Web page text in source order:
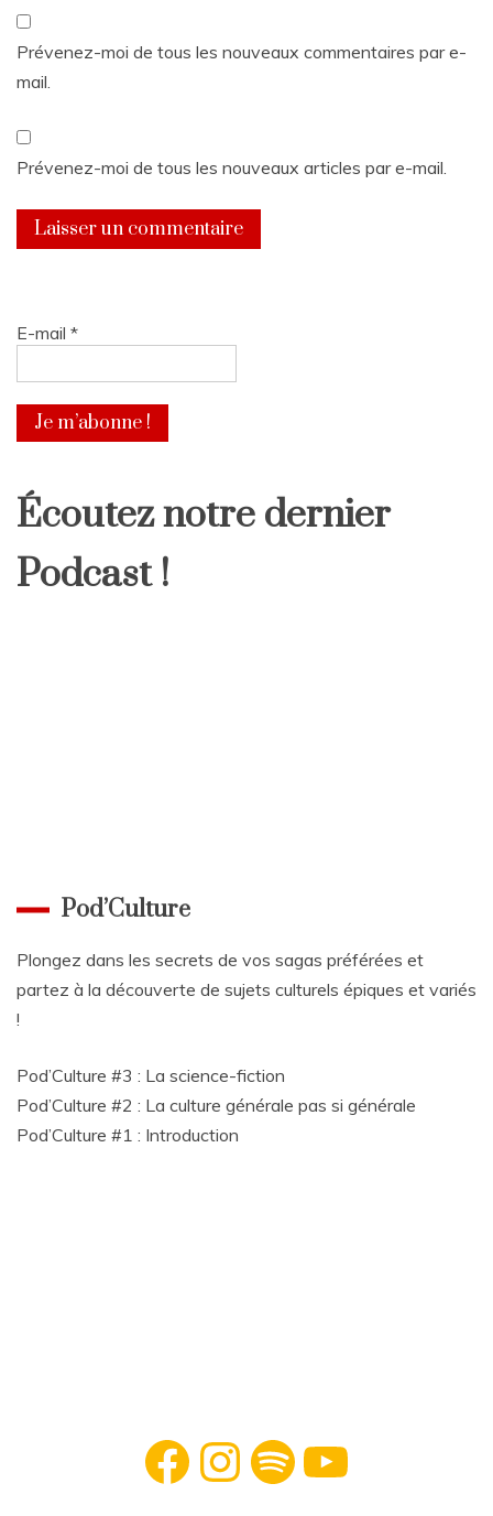
Prévenez-moi de tous les nouveaux commentaires par e-
mail.
Prévenez-moi de tous les nouveaux articles par e-mail.
E-mail *
Écoutez notre dernier
Podcast !
Pod’Culture
Plongez dans les secrets de vos sagas préférées et
partez à la découverte de sujets culturels épiques et variés
!
Pod’Culture #3 : La science-fiction
Pod’Culture #2 : La culture générale pas si générale
Pod’Culture #1 : Introduction
Facebook InstagramSpotify YouTube